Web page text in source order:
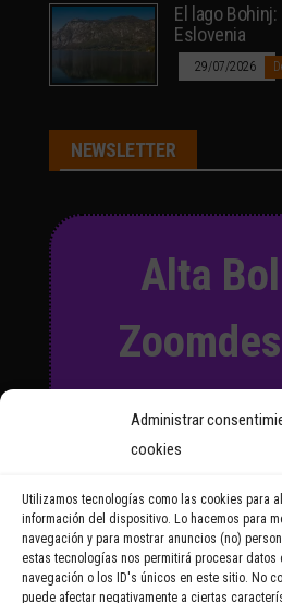
Administrar
cookies
Utilizamos tecnologías como las cookies para
información del dispositivo. Lo hacemos para
navegación y para mostrar anuncios (no)
estas tecnologías nos permitirá procesar datos
navegación o los ID's únicos en este sitio. No
puede afectar negativamente a ciertas
El lago
Eslovenia
29/07/2026
NEWSLETTER
Alta
y recibirás
noticias y
Email Address